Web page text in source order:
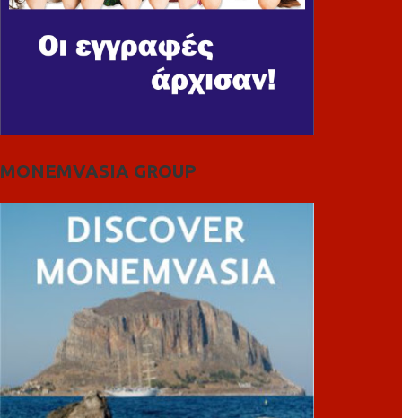
MONEMVASIA GROUP